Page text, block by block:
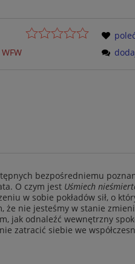
WFW
bezpośredniemu
O czym jest Uśmiech
w sobie pokładów sił, o
że nie jesteśmy w stanie
jak odnaleźć wewnętrzny
zatracić siebie we